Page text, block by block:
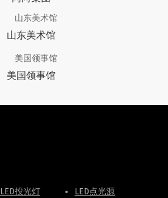
山东美术馆
美国领事馆
LED投光灯
LED点光源